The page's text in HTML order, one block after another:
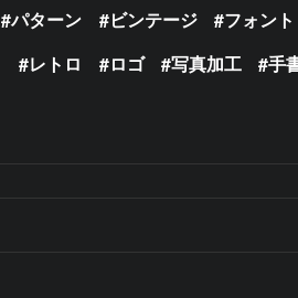
パターン ビンテージ フォント
レトロ ロゴ 写真加工 手